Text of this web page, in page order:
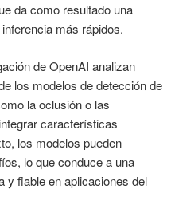
da como resultado una
más rápidos.
de OpenAI analizan
los modelos de detección de
la oclusión o las
características
los modelos pueden
lo que conduce a una
y fiable en aplicaciones del